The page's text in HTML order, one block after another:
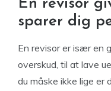
En revisor
sparer dig
En revisor er især en
overskud, til at lave
du måske ikke lige er